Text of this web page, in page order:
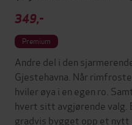
349,-
Premium
Andre del i den
Gjestehavna. Når
hviler øya i en egen ro.
hvert sitt avgjørende valg.
gradvis bygget opp et nytt